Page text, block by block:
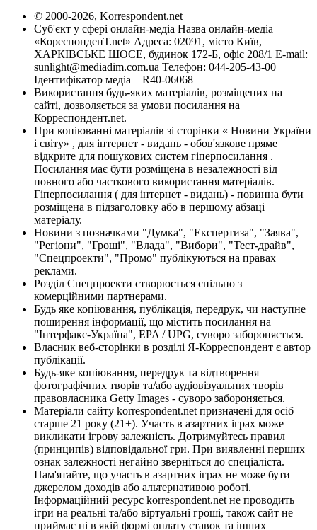
© 2000-2026, Korrespondent.net
Суб'єкт у сфері онлайн-медіа Назва онлайн-медіа –
«КореспонденТ.net» Адреса: 02091, місто Київ,
ХАРКІВСЬКЕ ШОСЕ, будинок 172-Б, офіс 208/1 E-mail:
sunlight@mediadim.com.ua Телефон: 044-205-43-00
Ідентифікатор медіа – R40-06068
Використання будь-яких матеріалів, розміщених на
сайті, дозволяється за умови посилання на
Корреспондент.net.
При копіюванні матеріалів зі сторінки « Новини України
і світу» , для інтернет - видань - обов'язкове пряме
відкрите для пошукових систем гіперпосилання .
Посилання має бути розміщена в незалежності від
повного або часткового використання матеріалів.
Гіперпосилання ( для інтернет - видань) - повинна бути
розміщена в підзаголовку або в першому абзаці
матеріалу.
Новини з позначками "Думка", "Експертиза", "Заява",
"Регіони", "Гроші", "Влада", "Вибори", "Тест-драйв",
"Спецпроекти", "Промо" публікуються на правах
реклами.
Розділ Спецпроекти створюється спільно з
комерційними партнерами.
Будь яке копіювання, публікація, передрук, чи наступне
поширення інформації, що містить посилання на
"Інтерфакс-Україна", EPA / UPG, суворо забороняється.
Власник веб-сторінки в розділі Я-Корреспондент є автор
публікації.
Будь-яке копіювання, передрук та відтворення
фотографічних творів та/або аудіовізуальних творів
правовласника Getty Images - суворо забороняється.
Матеріали сайту korrespondent.net призначені для осіб
старше 21 року (21+). Участь в азартних іграх може
викликати ігрову залежність. Дотримуйтесь правил
(принципів) відповідальної гри. При виявленні перших
ознак залежності негайно зверніться до спеціаліста.
Пам'ятайте, що участь в азартних іграх не може бути
джерелом доходів або альтернативою роботі.
Інформаційний ресурс korrespondent.net не проводить
ігри на реальні та/або віртуальні гроші, також сайт не
приймає ні в якій формі оплату ставок та інших